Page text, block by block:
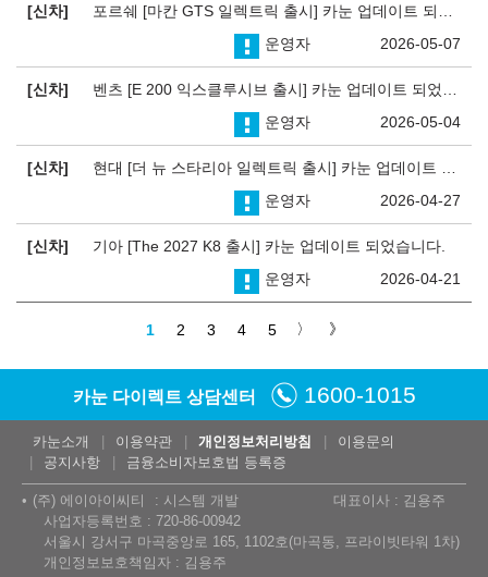
신차
2026-05-07
운영자
신차
2026-05-04
운영자
신차
2026-04-27
운영자
신차
기아 [The 2027 K8 출시] 카눈 업데이트 되었습니다.
2026-04-21
운영자
1 2 3 4 5
카눈 다이렉트 상담센터 1600-1015
카눈소개 이용약관 개인정보처리방침
이용문의
공지사항
금융소비자보호법 등록증
(주) 에이아이씨티 시스템 개발
대표이사 : 김용주
사업자등록번호 : 720-86-00942
서울시 강서구 마곡중앙로 165, 1102호(마곡동, 프라이빗타워 1차)
개인정보보호책임자 : 김용주